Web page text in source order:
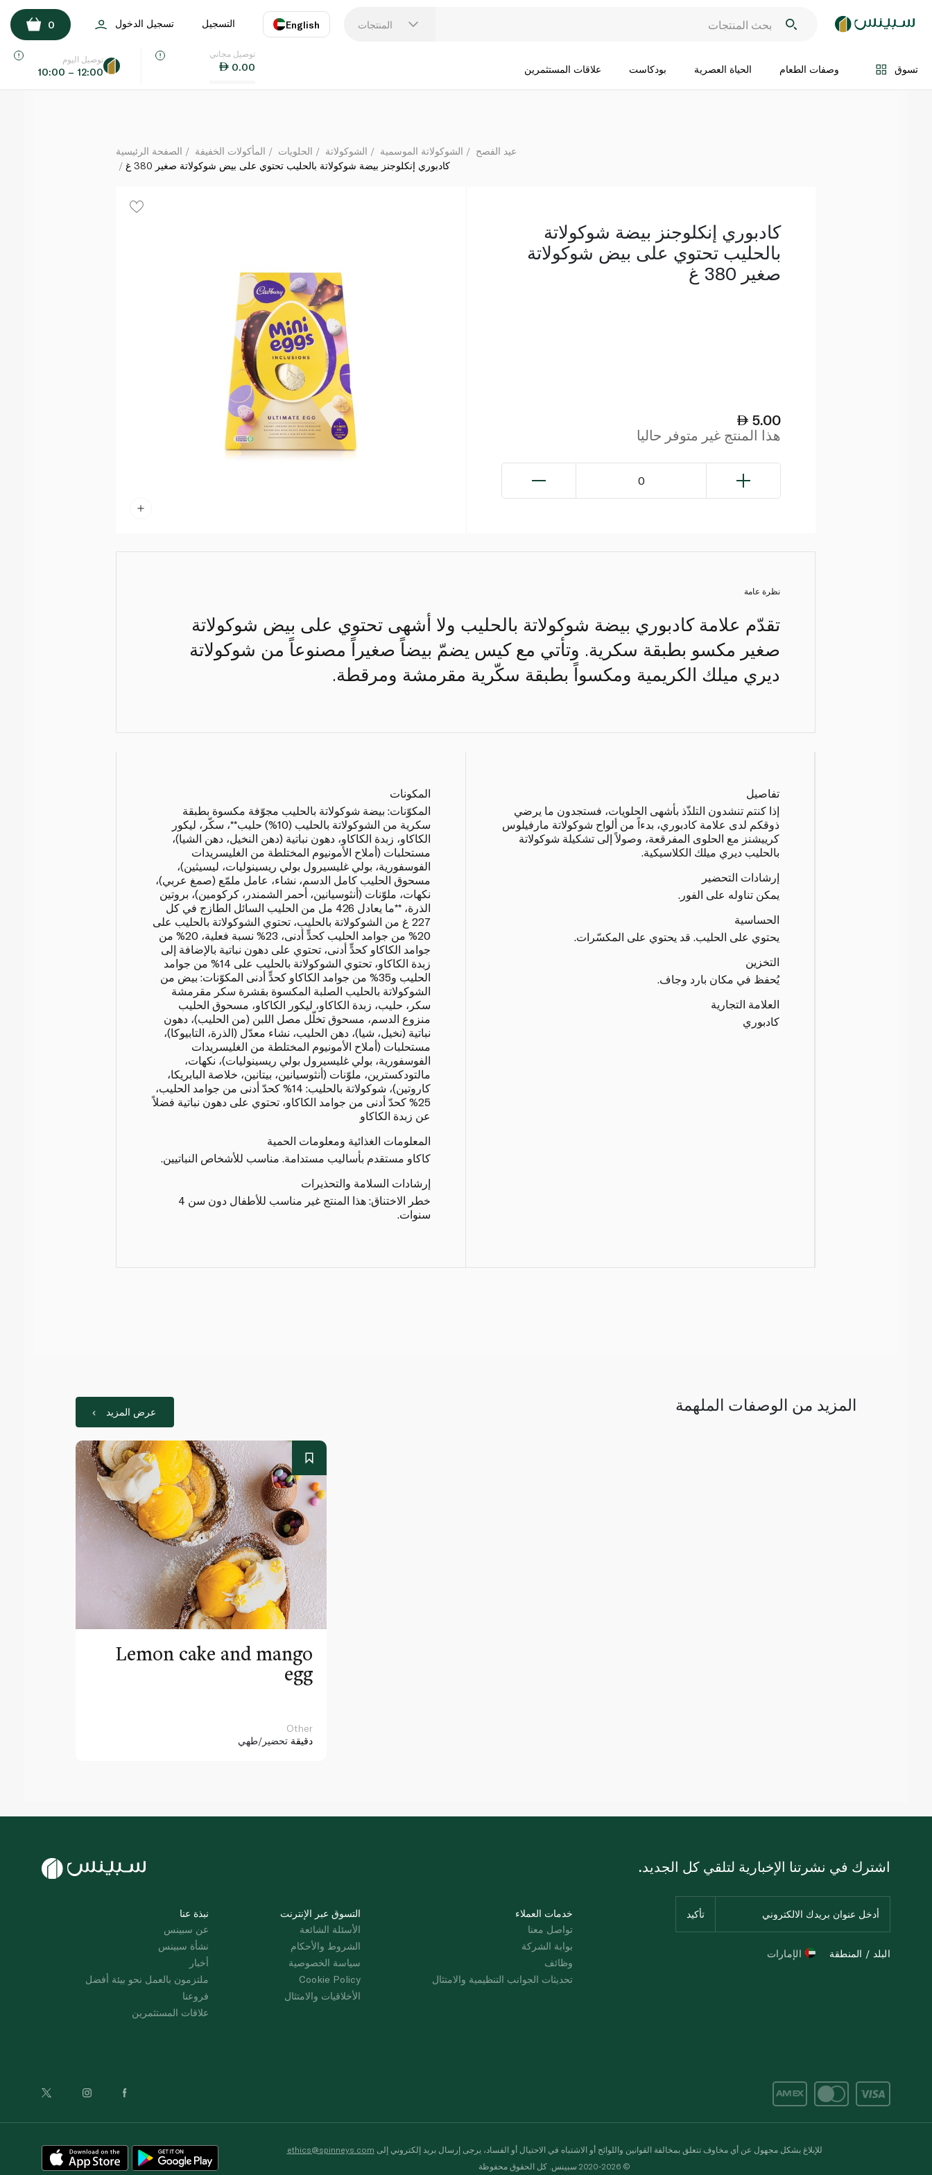
المنتجات English
اللغة
التسجيل تسجيل الدخول 0
تسوق وصفات الطعام الحياة العصرية بودكاست علاقات المستثمرين
توصيل مجاني
0.00
توصيل اليوم
10:00 – 12:00
كادبوري إنكلوجنز بيضة شوكولاتة بالحليب تحتوي على بيض شوكولاتة صغير 380 غ
اضف الى السلة
الصفحة الرئيسية المأكولات الخفيفة الحلويات الشوكولاتة الشوكولاتة الموسمية
عيد الفصح
كادبوري إنكلوجنز بيضة شوكولاتة بالحليب تحتوي على بيض شوكولاتة صغير 380 غ
كادبوري إنكلوجنز بيضة شوكولاتة
بالحليب تحتوي على بيض شوكولاتة
صغير 380 غ
5.00
هذا المنتج غير متوفر حاليا
0
نظرة عامة
تقدّم علامة كادبوري بيضة شوكولاتة بالحليب ولا أشهى تحتوي على بيض شوكولاتة
صغير مكسو بطبقة سكرية. وتأتي مع كيس يضمّ بيضاً صغيراً مصنوعاً من شوكولاتة
ديري ميلك الكريمية ومكسواً بطبقة سكّرية مقرمشة ومرقطة.
تفاصيل
إذا كنتم تنشدون التلذّذ بأشهى الحلويات، فستجدون ما يرضي
ذوقكم لدى علامة كادبوري، بدءاً من ألواح شوكولاتة مارفيلوس
كرييشنز مع الحلوى المفرقعة، وصولاً إلى تشكيلة شوكولاتة
بالحليب ديري ميلك الكلاسيكية.
إرشادات التحضير
يمكن تناوله على الفور.
الحساسية
يحتوي على الحليب. قد يحتوي على المكسّرات.
التخزين
يُحفظ في مكان بارد وجاف.
العلامة التجارية
كادبوري
المكونات
المكوّنات: بيضة شوكولاتة بالحليب مجوّفة مكسوة بطبقة
سكرية من الشوكولاتة بالحليب (10%) حليب**، سكّر، ليكور
الكاكاو، زبدة الكاكاو، دهون نباتية (دهن النخيل، دهن الشيا)،
مستحلبات (أملاح الأمونيوم المختلطة من الغليسريدات
الفوسفورية، بولي غليسيرول بولي ريسينوليات، ليسيثين)،
مسحوق الحليب كامل الدسم، نشاء، عامل ملمّع (صمغ عربي)،
نكهات، ملوّنات (أنثوسيانين، أحمر الشمندر، كركومين)، بروتين
الذرة، **ما يعادل 426 مل من الحليب السائل الطازج في كل
227 غ من الشوكولاتة بالحليب، تحتوي الشوكولاتة بالحليب على
20% من جوامد الحليب كحدٍّ أدنى، 23% نسبة فعلية، 20% من
جوامد الكاكاو كحدٍّ أدنى، تحتوي على دهون نباتية بالإضافة إلى
زبدة الكاكاو، تحتوي الشوكولاتة بالحليب على 14% من جوامد
الحليب و35% من جوامد الكاكاو كحدٍّ أدنى المكوّنات: بيض من
الشوكولاتة بالحليب الصلبة المكسوة بقشرة سكر مقرمشة
سكر، حليب، زبدة الكاكاو، ليكور الكاكاو، مسحوق الحليب
منزوع الدسم، مسحوق تخلّل مصل اللبن (من الحليب)، دهون
نباتية (نخيل، شيا)، دهن الحليب، نشاء معدّل (الذرة، التابيوكا)،
مستحلبات (أملاح الأمونيوم المختلطة من الغليسريدات
الفوسفورية، بولي غليسيرول بولي ريسينوليات)، نكهات،
مالتودكسترين، ملوّنات (أنثوسيانين، بيتانين، خلاصة البابريكا،
كاروتين)، شوكولاتة بالحليب: 14% كحدّ أدنى من جوامد الحليب،
25% كحدّ أدنى من جوامد الكاكاو، تحتوي على دهون نباتية فضلاً
عن زبدة الكاكاو
المعلومات الغذائية ومعلومات الحمية
كاكاو مستقدم بأساليب مستدامة. مناسب للأشخاص النباتيين.
إرشادات السلامة والتحذيرات
خطر الاختناق: هذا المنتج غير مناسب للأطفال دون سن 4
سنوات.
المزيد من الوصفات الملهمة عرض المزيد
Lemon cake and mango
egg
Other
دقيقة تحضير/طهي
نبذة عنا
عن سبينس
نشأة سبينس
أخبار
ملتزمون بالعمل نحو بيئة أفضل
فروعنا
علاقات المستثمرين
التسوق عبر الإنترنت
الأسئلة الشائعة
الشروط والأحكام
سياسة الخصوصية
Cookie Policy
الأخلاقيات والامتثال
خدمات العملاء
تواصل معنا
بوابة الشركة
وظائف
تحديثات الجوانب التنظيمية والامتثال
اشترك في نشرتنا الإخبارية لتلقي كل الجديد.
البلد / المنطقة الإمارات
للإبلاغ بشكل مجهول عن أي مخاوف تتعلق بمخالفة القوانين واللوائح أو الاشتباه في الاحتيال أو الفساد، يرجى إرسال بريد إلكتروني إلى ethics@spinneys.com
© 2020-2026 سبينس. كل الحقوق محفوظة